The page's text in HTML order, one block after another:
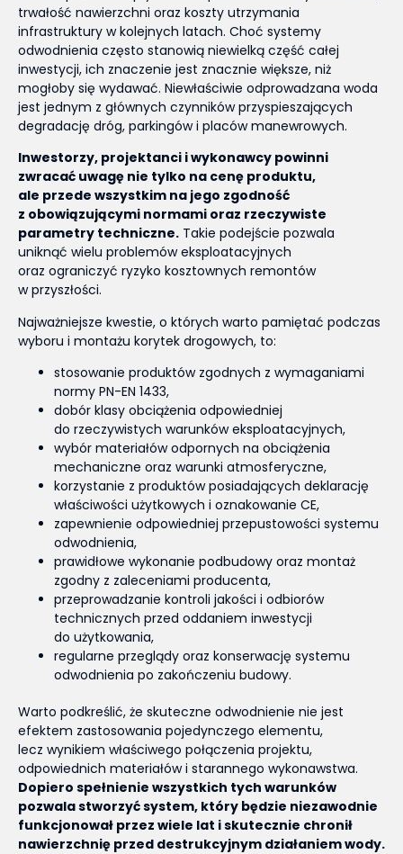
trwałość nawierzchni oraz koszty utrzymania
infrastruktury w kolejnych latach. Choć systemy
odwodnienia często stanowią niewielką część całej
inwestycji, ich znaczenie jest znacznie większe, niż
mogłoby się wydawać. Niewłaściwie odprowadzana woda
jest jednym z głównych czynników przyspieszających
degradację dróg, parkingów i placów manewrowych.
Inwestorzy, projektanci i wykonawcy powinni
zwracać uwagę nie tylko na cenę produktu,
ale przede wszystkim na jego zgodność
z obowiązującymi normami oraz rzeczywiste
parametry techniczne. Takie podejście pozwala
uniknąć wielu problemów eksploatacyjnych
oraz ograniczyć ryzyko kosztownych remontów
w przyszłości.
Najważniejsze kwestie, o których warto pamiętać podczas
wyboru i montażu korytek drogowych, to:
stosowanie produktów zgodnych z wymaganiami
normy PN-EN 1433,
dobór klasy obciążenia odpowiedniej
do rzeczywistych warunków eksploatacyjnych,
wybór materiałów odpornych na obciążenia
mechaniczne oraz warunki atmosferyczne,
korzystanie z produktów posiadających deklarację
właściwości użytkowych i oznakowanie CE,
zapewnienie odpowiedniej przepustowości systemu
odwodnienia,
prawidłowe wykonanie podbudowy oraz montaż
zgodny z zaleceniami producenta,
przeprowadzanie kontroli jakości i odbiorów
technicznych przed oddaniem inwestycji
do użytkowania,
regularne przeglądy oraz konserwację systemu
odwodnienia po zakończeniu budowy.
Warto podkreślić, że skuteczne odwodnienie nie jest
efektem zastosowania pojedynczego elementu,
lecz wynikiem właściwego połączenia projektu,
odpowiednich materiałów i starannego wykonawstwa.
Dopiero spełnienie wszystkich tych warunków
pozwala stworzyć system, który będzie niezawodnie
funkcjonował przez wiele lat i skutecznie chronił
nawierzchnię przed destrukcyjnym działaniem wody.